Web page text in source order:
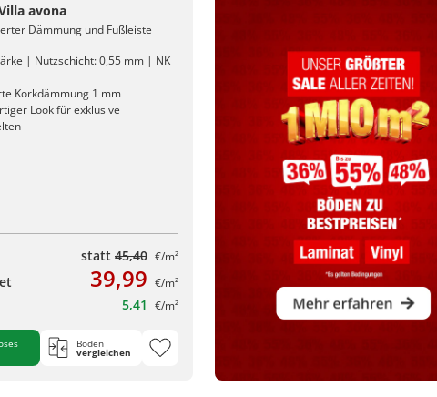
avona
Dämmung und Fußleiste
| Nutzschicht: 0,55 mm | NK
Korkdämmung 1 mm
Look für exklusive
statt 45,40 €/m²
39,99 €/m²
5,41 €/m²
Boden
vergleichen